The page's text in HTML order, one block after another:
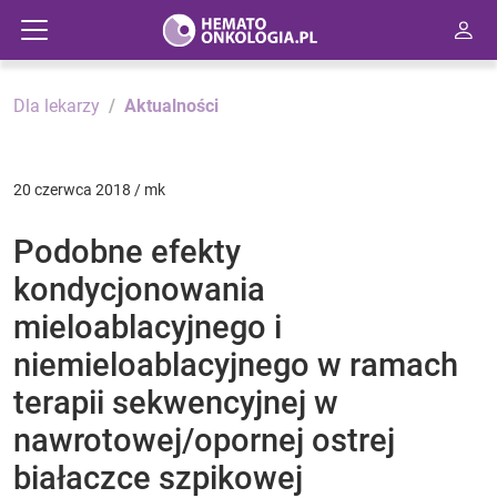
Dla lekarzy Aktualności
20 czerwca 2018 / mk
Podobne efekty
kondycjonowania
mieloablacyjnego i
niemieloablacyjnego w ramach
terapii sekwencyjnej w
nawrotowej/opornej ostrej
białaczce szpikowej